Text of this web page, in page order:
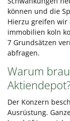
können und die
Hierzu greifen
immobilien koln
7 Grundsätzen
abfragen.
Warum
Der Konzern
Ausrüstung.